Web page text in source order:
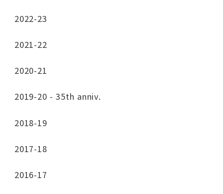
2022-23
2021-22
2020-21
2019-20 - 35th anniv.
2018-19
2017-18
2016-17